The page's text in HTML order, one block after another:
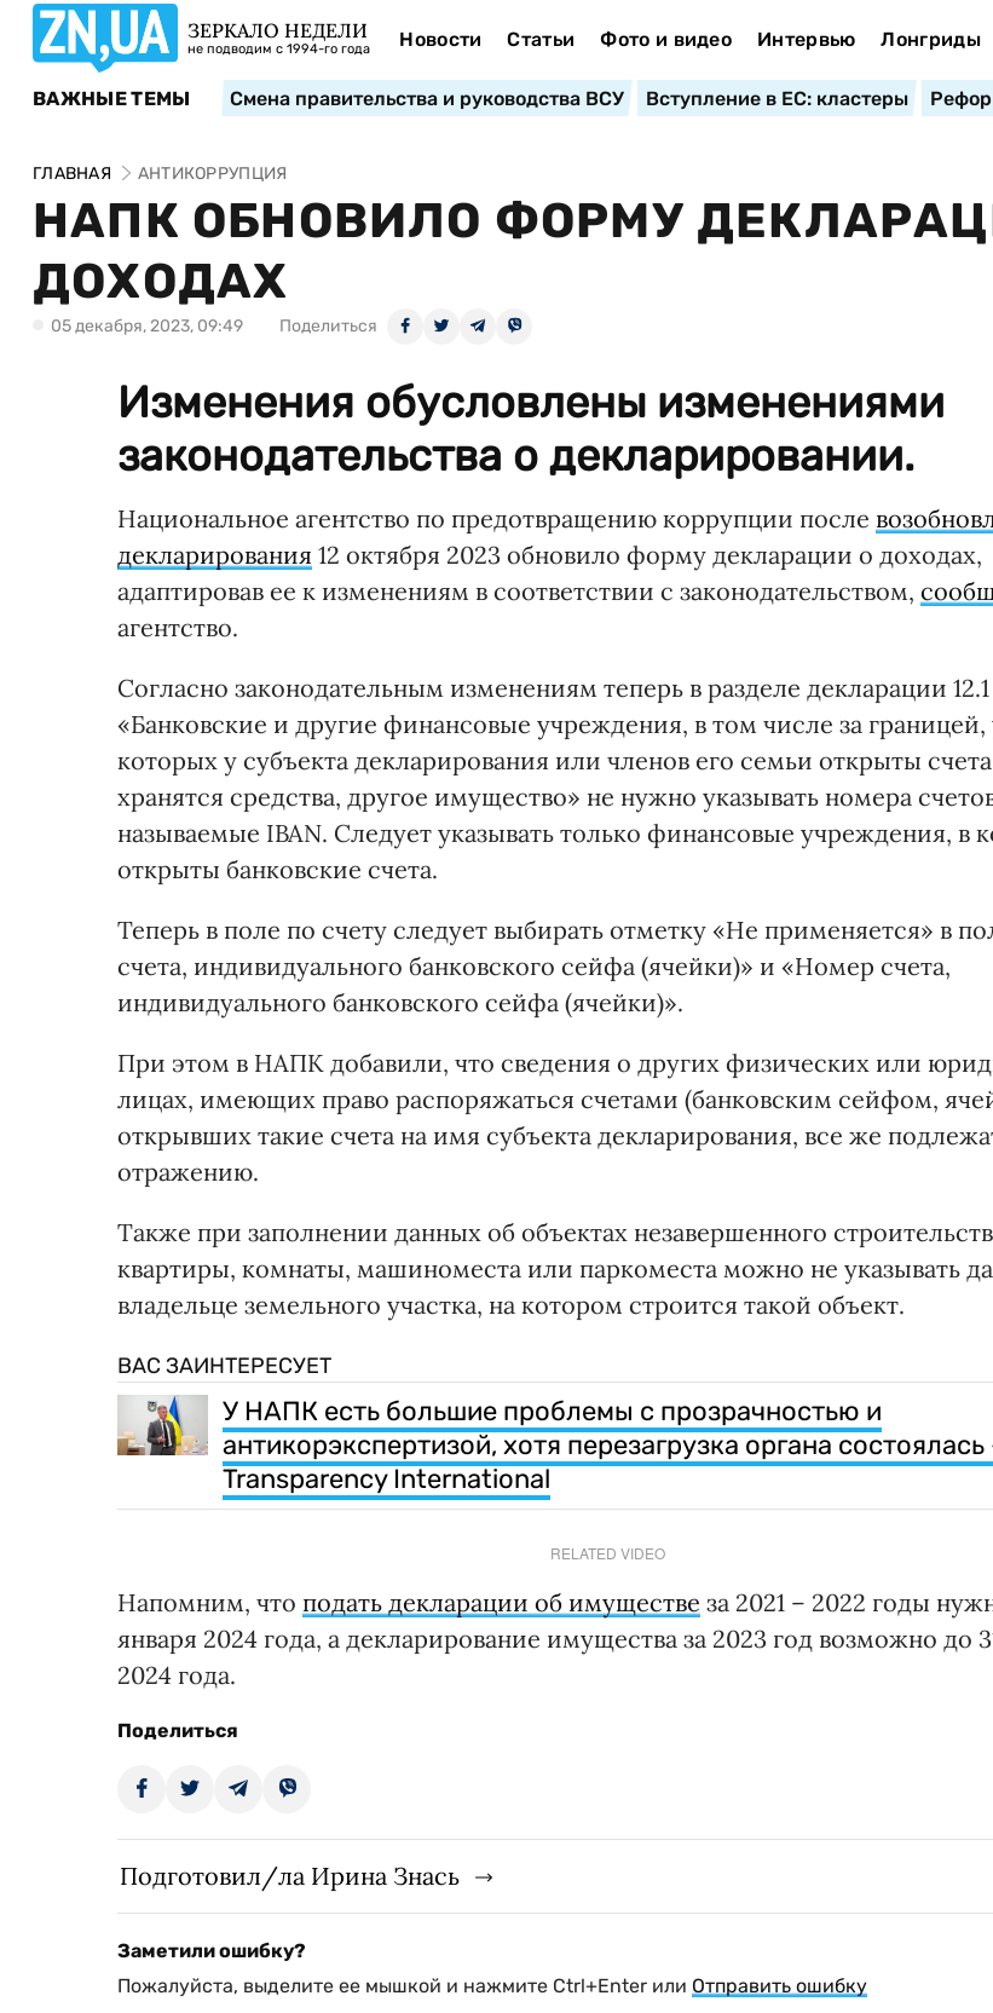
ЗЕРКАЛО НЕДЕЛИ
не подводим с 1994-го года Новости Статьи Фото и видео Интервью Лонгриды
ВАЖНЫЕ ТЕМЫ Смена правительства и руководства ВСУ Вступление в ЕС: кластеры
ГЛАВНАЯ АНТИКОРРУПЦИЯ
НАПК ОБНОВИЛО ФОРМУ
ДОХОДАХ
05 декабря, 2023, 09:49 Поделиться
Изменения обусловлены изменениями
законодательства о декларировании.
Национальное агентство по предотвращению коррупции после
декларирования 12 октября 2023 обновило форму декларации о доходах,
адаптировав ее к изменениям в соответствии с законодательством,
агентство.
Согласно законодательным изменениям теперь в разделе декларации 12.1
«Банковские и другие финансовые учреждения, в том числе за границей,
которых у субъекта декларирования или членов его семьи открыты
хранятся средства, другое имущество» не нужно указывать номера
называемые IBAN. Следует указывать только финансовые учреждения, в
открыты банковские счета.
Теперь в поле по счету следует выбирать отметку «Не применяется» в
счета, индивидуального банковского сейфа (ячейки)» и «Номер счета,
индивидуального банковского сейфа (ячейки)».
При этом в НАПК добавили, что сведения о других физических или
лицах, имеющих право распоряжаться счетами (банковским сейфом,
открывших такие счета на имя субъекта декларирования, все же
отражению.
Также при заполнении данных об объектах незавершенного
квартиры, комнаты, машиноместа или паркоместа можно не указывать
владельце земельного участка, на котором строится такой объект.
ВАС ЗАИНТЕРЕСУЕТ
У НАПК есть большие проблемы с прозрачностью и
антикорэкспертизой, хотя перезагрузка органа
Transparency International
RELATED VIDEO
Напомним, что подать декларации об имуществе за 2021 – 2022 годы
января 2024 года, а декларирование имущества за 2023 год возможно до
2024 года.
Поделиться
Подготовил/ла Ирина Знась
Заметили ошибку?
Пожалуйста, выделите ее мышкой и нажмите Ctrl+Enter или Отправить ошибку